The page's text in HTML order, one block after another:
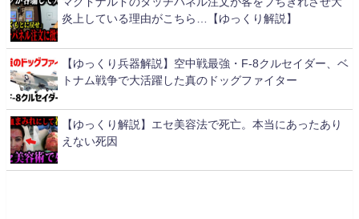
炎上している理由がこちら…【ゆっくり解説】
【ゆっくり兵器解説】空中戦最強・F-8クルセイダー、ベ
トナム戦争で大活躍した真のドッグファイター
【ゆっくり解説】エセ美容法で死亡。本当にあったあり
えない死因